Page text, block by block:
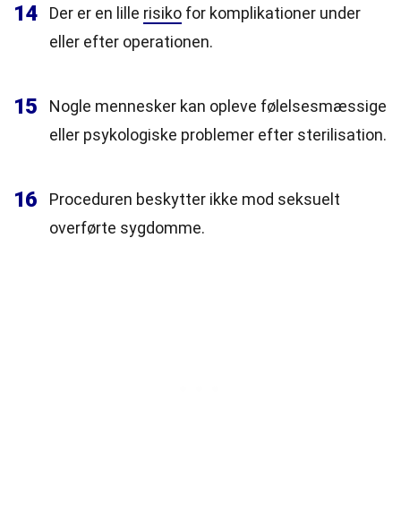
14 Der er en lille risiko for komplikationer under
eller efter operationen.
15
Nogle mennesker kan opleve følelsesmæssige
eller psykologiske problemer efter sterilisation.
16
Proceduren beskytter ikke mod seksuelt
overførte sygdomme.